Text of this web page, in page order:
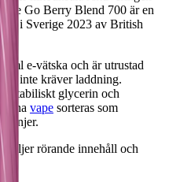
Go Berry Blend 700 är en
i Sverige 2023 av British
ml e-vätska och är utrustad
inte kräver laddning.
glycerin och
vape sorteras som
rörande innehåll och